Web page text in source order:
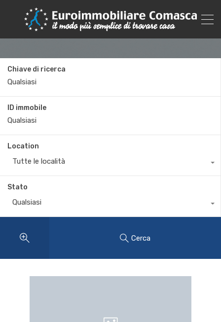
Chiave di ricerca
ID immobile
Location
Tutte le località
Stato
Qualsiasi
Cerca